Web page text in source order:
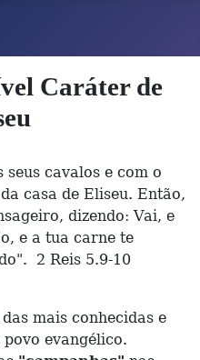
Caráter de
cavalos e com o
casa de Eliseu. Então,
dizendo: Vai, e
e a tua carne te
2 Reis 5.9-10
mais conhecidas e
evangélico.